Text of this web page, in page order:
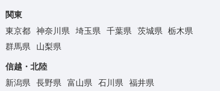
関東
東京都
神奈川県 埼玉県 千葉県 茨城県
栃木県
群馬県
山梨県
信越・北陸
新潟県
長野県 富山県 石川県 福井県